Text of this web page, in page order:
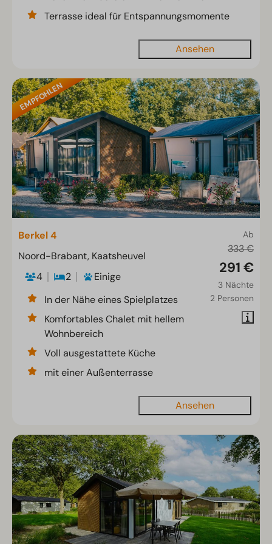
Terrasse ideal für Entspannungsmomente
Ansehen
EMPFOHLEN
Ab
333 €
291 €
3 Nächte
2 Personen
Berkel 4
Noord-Brabant, Kaatsheuvel
4
2
Einige
In der Nähe eines Spielplatzes
Komfortables Chalet mit hellem
Wohnbereich
Voll ausgestattete Küche
mit einer Außenterrasse
Ansehen